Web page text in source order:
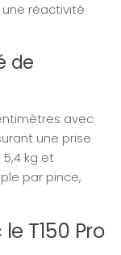
réactivité
de
avec
une prise
kg et
par pince,
T150 Pro